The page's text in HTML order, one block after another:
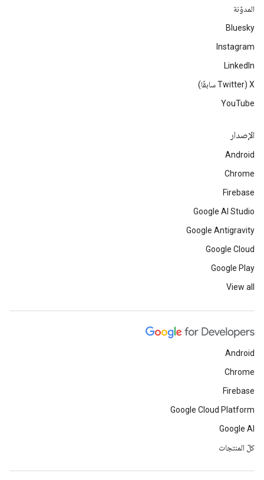
المدوّنة
Bluesky
Instagram
LinkedIn
‫X ‏(Twitter سابقًا)
YouTube
الإصدار
Android
Chrome
Firebase
Google AI Studio
Google Antigravity
Google Cloud
Google Play
View all
Android
Chrome
Firebase
Google Cloud Platform
Google AI
كلّ المنتجات